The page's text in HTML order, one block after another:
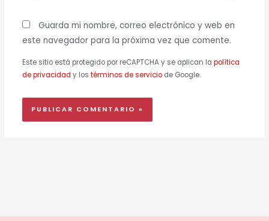
Guarda mi nombre, correo electrónico y web en
este navegador para la próxima vez que comente.
Este sitio está protegido por reCAPTCHA y se aplican la política
de privacidad y los términos de serviciode Google.